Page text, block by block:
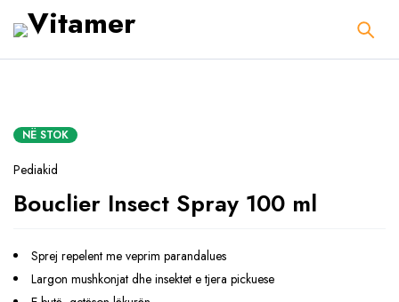
NË STOK
Pediakid
Bouclier Insect Spray 100 ml
Sprej repelent me veprim parandalues
Largon mushkonjat dhe insektet e tjera pickuese